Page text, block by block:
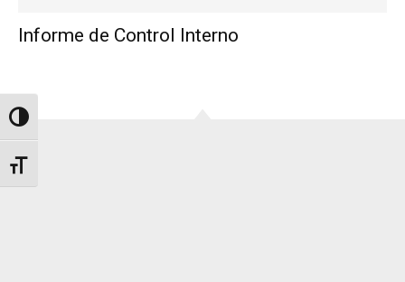
Alternar alto contraste
Alternar tamaño de letra
Informe de Control Interno